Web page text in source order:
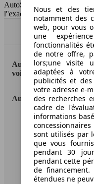
AutoScout24 France SAS
l''exactitude des indications
AutoScout24: la plus
voitures en Europe
AutoScout24
A propos
Conditions
Informations légales
Protection des
Nous et des
notamment des
web, pour vous
une
fonctionnalités
de notre offre,
lors;une visite
adaptées à
publicités et des
votre adresse e-
des recherches
cadre de
informations
sont utilisés par
que vous
pendant 30
pendant cette
de financement.
étendues ne